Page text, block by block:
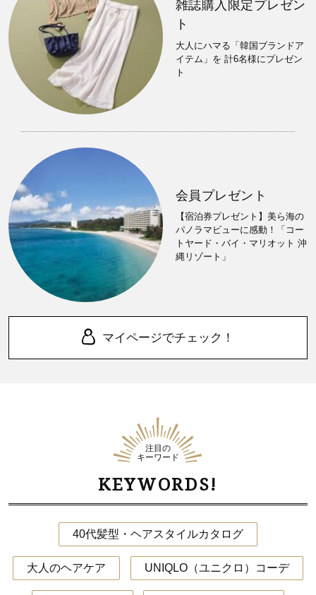
雑誌購入限定プレゼン
ト
大人にハマる「韓国ブランドア
イテム」を 計6名様にプレゼン
ト
会員プレゼント
【宿泊券プレゼント】美ら海の
パノラマビューに感動！「コー
トヤード・バイ・マリオット 沖
縄リゾート」
マイページでチェック！
注目の
キーワード
KEYWORDS!
40代髪型・ヘアスタイルカタログ
大人のヘアケア UNIQLO（ユニクロ）コーデ